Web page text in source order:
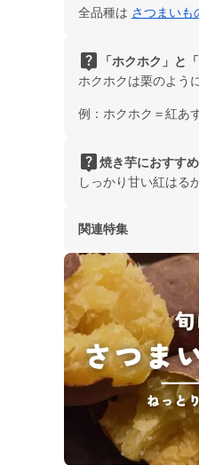
全品種は さつまいも
live_help
「ホクホク」と
ホクホクは栗のよう
例：ホクホク＝紅あ
live_help焼き芋におすす
しっかり甘い紅はる
関連特集